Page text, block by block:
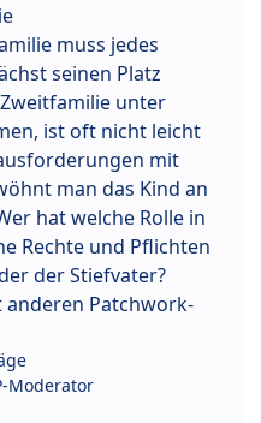
muss jedes
seinen Platz
unter
ist oft nicht leicht
mit
man das Kind an
hat welche Rolle in
Rechte und Pflichten
der Stiefvater?
anderen Patchwork-
Moderator